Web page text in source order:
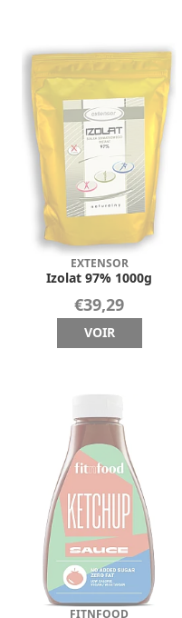
EXTENSOR
Izolat 97% 1000g
€39,29
VOIR
FITNFOOD